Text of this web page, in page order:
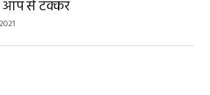
आप से टक्कर